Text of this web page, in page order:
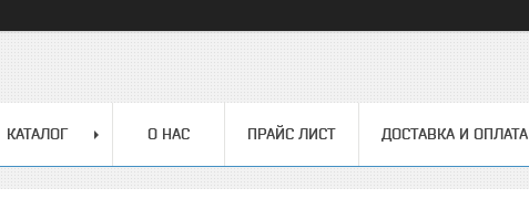
КАТАЛОГ О НАС ПРАЙС ЛИСТ ДОСТАВКА И ОПЛАТА